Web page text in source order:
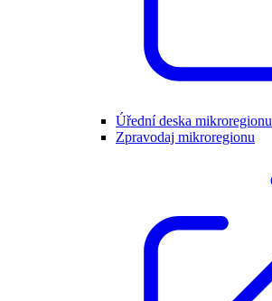
Úřední deska mikroregionu
Zpravodaj mikroregionu